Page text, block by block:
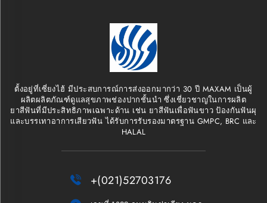
ตั้งอยู่ที่เซี่ยงไฮ้ มีประสบการณ์การส่งออกมากว่า 30 ปี MAXAM เป็นผู้
ผลิตผลิตภัณฑ์ดูแลสุขภาพช่องปากชั้นนำ ซึ่งเชี่ยวชาญในการผลิต
ยาสีฟันที่มีประสิทธิภาพเฉพาะด้าน เช่น ยาสีฟันเพื่อฟันขาว ป้องกันฟันผุ
และบรรเทาอาการเสียวฟัน ได้รับการรับรองมาตรฐาน GMPC, BRC และ
HALAL
 +(021)52703176